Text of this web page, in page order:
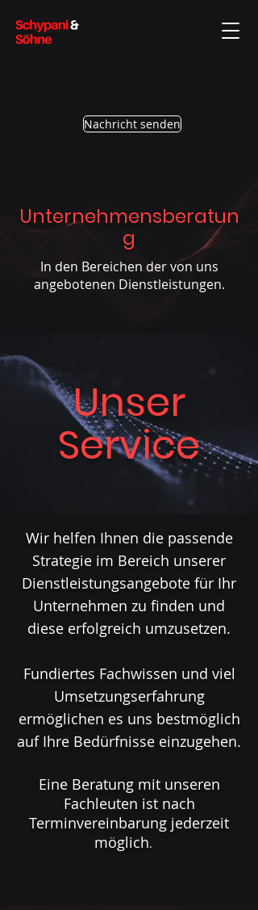
Nachricht senden
Unternehmensberatun
g
In den Bereichen der von uns
angebotenen Dienstleistungen.
Unser
Service
Wir helfen Ihnen die passende
Strategie im Bereich unserer
Dienstleistungsangebote für Ihr
Unternehmen zu finden und
diese erfolgreich umzusetzen.
Fundiertes Fachwissen und viel
Umsetzungserfahrung
ermöglichen es uns bestmöglich
auf Ihre Bedürfnisse einzugehen.
Eine Beratung mit unseren
Fachleuten ist nach
Terminvereinbarung jederzeit
möglich.